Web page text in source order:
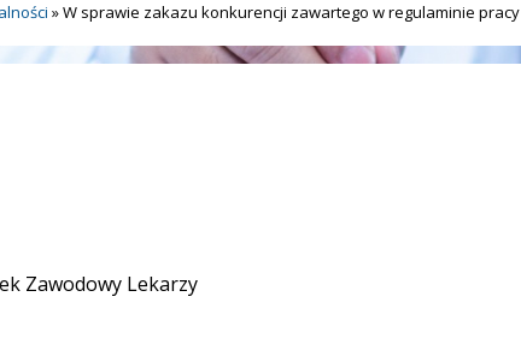
»W sprawie zakazu konkurencji zawartego w regulaminie pracy
Zawodowy Lekarzy